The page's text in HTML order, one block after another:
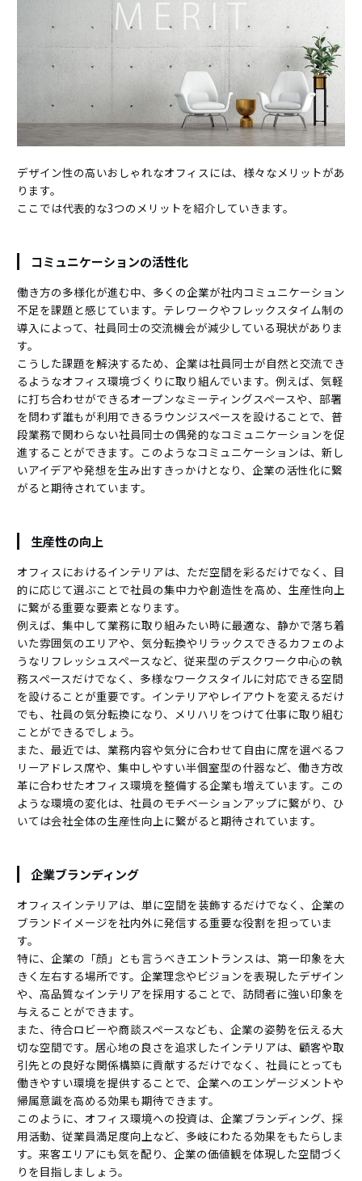
デザイン性の高いおしゃれなオフィスには、様々なメリットがあ
ります。
ここでは代表的な3つのメリットを紹介していきます。
コミュニケーションの活性化
働き方の多様化が進む中、多くの企業が社内コミュニケーション
不足を課題と感じています。テレワークやフレックスタイム制の
導入によって、社員同士の交流機会が減少している現状がありま
す。
こうした課題を解決するため、企業は社員同士が自然と交流でき
るようなオフィス環境づくりに取り組んでいます。例えば、気軽
に打ち合わせができるオープンなミーティングスペースや、部署
を問わず誰もが利用できるラウンジスペースを設けることで、普
段業務で関わらない社員同士の偶発的なコミュニケーションを促
進することができます。このようなコミュニケーションは、新し
いアイデアや発想を生み出すきっかけとなり、企業の活性化に繋
がると期待されています。
生産性の向上
オフィスにおけるインテリアは、ただ空間を彩るだけでなく、目
的に応じて選ぶことで社員の集中力や創造性を高め、生産性向上
に繋がる重要な要素となります。
例えば、集中して業務に取り組みたい時に最適な、静かで落ち着
いた雰囲気のエリアや、気分転換やリラックスできるカフェのよ
うなリフレッシュスペースなど、従来型のデスクワーク中心の執
務スペースだけでなく、多様なワークスタイルに対応できる空間
を設けることが重要です。インテリアやレイアウトを変えるだけ
でも、社員の気分転換になり、メリハリをつけて仕事に取り組む
ことができるでしょう。
また、最近では、業務内容や気分に合わせて自由に席を選べるフ
リーアドレス席や、集中しやすい半個室型の什器など、働き方改
革に合わせたオフィス環境を整備する企業も増えています。この
ような環境の変化は、社員のモチベーションアップに繋がり、ひ
いては会社全体の生産性向上に繋がると期待されています。
企業ブランディング
オフィスインテリアは、単に空間を装飾するだけでなく、企業の
ブランドイメージを社内外に発信する重要な役割を担っていま
す。
特に、企業の「顔」とも言うべきエントランスは、第一印象を大
きく左右する場所です。企業理念やビジョンを表現したデザイン
や、高品質なインテリアを採用することで、訪問者に強い印象を
与えることができます。
また、待合ロビーや商談スペースなども、企業の姿勢を伝える大
切な空間です。居心地の良さを追求したインテリアは、顧客や取
引先との良好な関係構築に貢献するだけでなく、社員にとっても
働きやすい環境を提供することで、企業へのエンゲージメントや
帰属意識を高める効果も期待できます。
このように、オフィス環境への投資は、企業ブランディング、採
用活動、従業員満足度向上など、多岐にわたる効果をもたらしま
す。来客エリアにも気を配り、企業の価値観を体現した空間づく
りを目指しましょう。